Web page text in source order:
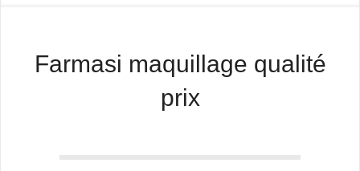
Farmasi maquillage qualité
prix